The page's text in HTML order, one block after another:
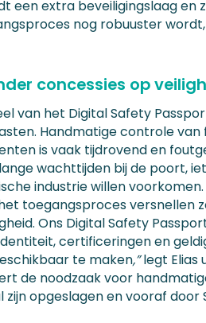
een extra beveiligingslaag
nog robuuster
concessies op
van het Digital Safety
Handmatige controle
is vaak tijdrovend en
wachttijden bij de poort,
industrie willen voorkomen.
toegangsproces versnellen
Ons Digital Safety
certificeringen en
te maken,”legt Elias
de noodzaak voor
zijn opgeslagen en vooraf door